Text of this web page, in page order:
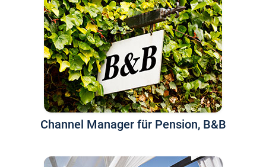
Channel Manager für Pension, B&B